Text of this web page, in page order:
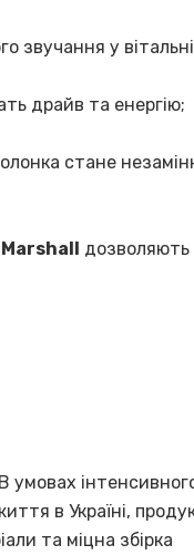
звучання у
драйв та енергію;
стане
дозволяють
умовах
в Україні,
та міцна збірка